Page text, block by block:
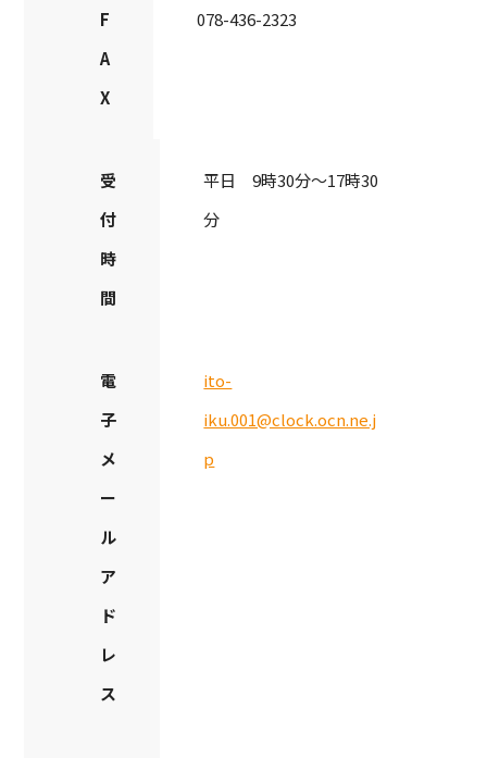
F
A
X
078-436-2323
受
付
時
間
平日 9時30分～17時30
分
電
子
メ
ー
ル
ア
ド
レ
ス
ito-
iku.001@clock.ocn.ne.j
p